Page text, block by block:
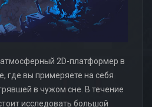
2D-платформер в
где вы примеряете на себя
в чужом сне. В течение
исследовать большой